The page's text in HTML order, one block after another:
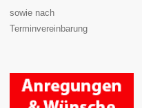
sowie nach
Terminvereinbarung